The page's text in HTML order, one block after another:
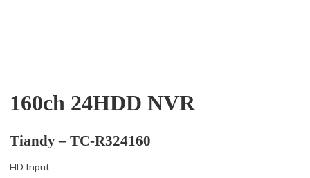
160ch 24HDD NVR
Tiandy – TC-R324160
HD Input